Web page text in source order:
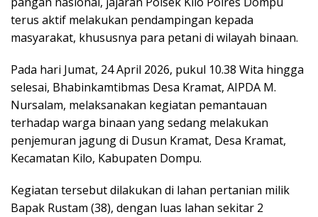
terus aktif melakukan pendampingan kepada
masyarakat, khususnya para petani di wilayah binaan.
Pada hari Jumat, 24 April 2026, pukul 10.38 Wita hingga
selesai, Bhabinkamtibmas Desa Kramat, AIPDA M.
Nursalam, melaksanakan kegiatan pemantauan
terhadap warga binaan yang sedang melakukan
penjemuran jagung di Dusun Kramat, Desa Kramat,
Kecamatan Kilo, Kabupaten Dompu.
Kegiatan tersebut dilakukan di lahan pertanian milik
Bapak Rustam (38), dengan luas lahan sekitar 2